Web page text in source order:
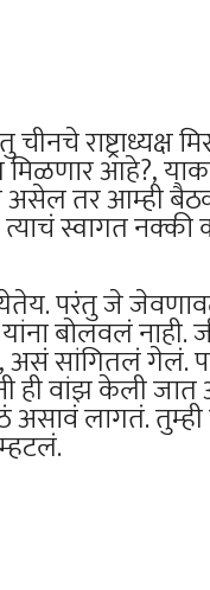
राष्ट्राध्यक्ष
मिळणार आहे?,
असेल तर आम्ही
स्वागत
परंतु जे
बोलवलं नाही.
सांगितलं गेलं.
ही वांझ केली
लागतं. तुम्ही